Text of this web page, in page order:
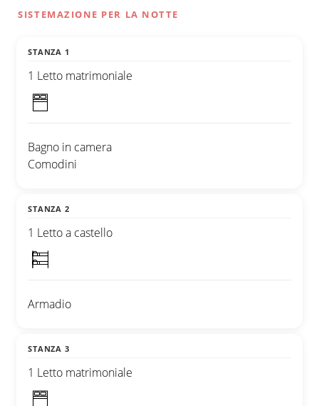
SISTEMAZIONE PER LA NOTTE
STANZA 1
1 Letto matrimoniale
Bagno in camera
Comodini
STANZA 2
1 Letto a castello
Armadio
STANZA 3
1 Letto matrimoniale